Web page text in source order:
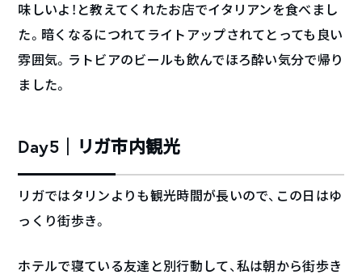
味しいよ！と教えてくれたお店でイタリアンを食べまし
た。暗くなるにつれてライトアップされてとっても良い
雰囲気。ラトビアのビールも飲んでほろ酔い気分で帰り
ました。
Day5｜リガ市内観光
リガではタリンよりも観光時間が長いので、この日はゆ
っくり街歩き。
ホテルで寝ている友達と別行動して、私は朝から街歩き